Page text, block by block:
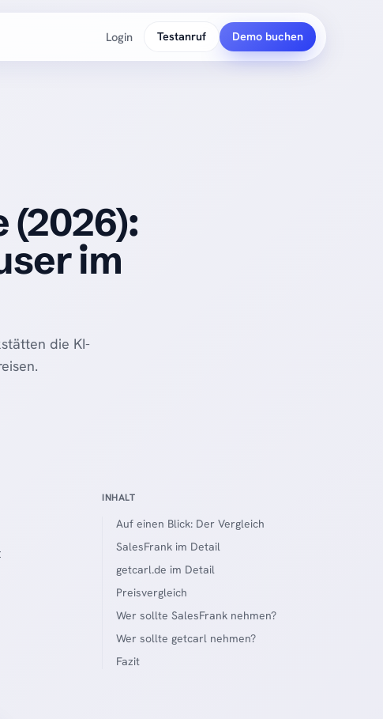
Login Testanruf Demo buchen
(2026):
im
die KI-
INHALT
Auf einen Blick: Der Vergleich
SalesFrank im Detail
getcarl.de im Detail
Preisvergleich
Wer sollte SalesFrank nehmen?
Wer sollte getcarl nehmen?
Fazit